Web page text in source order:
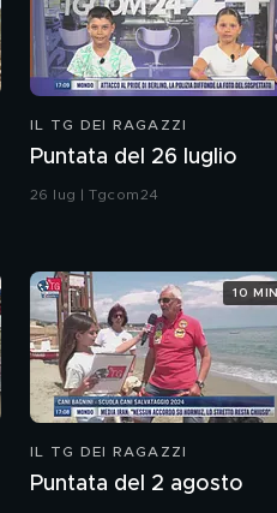
IL TG DEI RAGAZZI
Puntata del 26 luglio
26 lug | Tgcom24
IL TG DEI RAGAZZI
Puntata del 2 agosto
10 MIN